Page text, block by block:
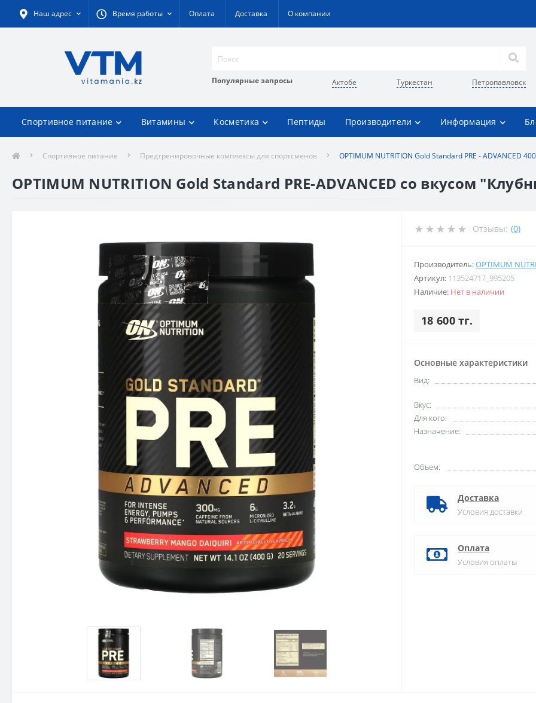
Наш адрес Время работы Оплата Доставка О компании
Популярные запросы Актобе Туркестан Петропавловск
Спортивное питание Витамины Косметика Пептиды Производители Информация
Спортивное питание Предтренировочные комплексы для спортсменов OPTIMUM NUTRITION Gold Standard PRE - ADVANCED
OPTIMUM NUTRITION Gold Standard PRE-ADVANCED со вкусом
Отзывы: (0)
Производитель:OPTIMUM
Артикул: 113524717_995205
Наличие: Нет в наличии
18 600 тг.
Основные характеристики
Вид:
Вкус:
Для кого:
Назначение:
Объем:
Доставка
Условия доставки
Оплата
Условия оплаты